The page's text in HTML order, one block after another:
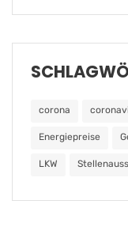
corona
Energiepreise
LKW